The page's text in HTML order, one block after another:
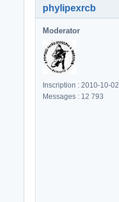
phylipexrcb
Moderator
Inscription : 2010-10-02
Messages : 12 793